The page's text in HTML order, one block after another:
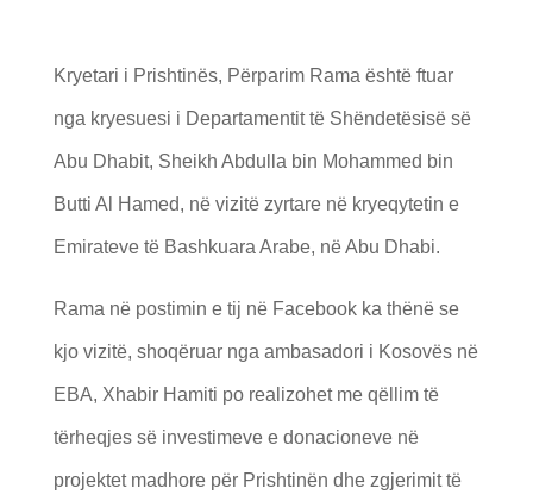
Kryetari i Prishtinës, Përparim Rama është ftuar
nga kryesuesi i Departamentit të Shëndetësisë së
Abu Dhabit, Sheikh Abdulla bin Mohammed bin
Butti Al Hamed, në vizitë zyrtare në kryeqytetin e
Emirateve të Bashkuara Arabe, në Abu Dhabi.
Rama në postimin e tij në Facebook ka thënë se
kjo vizitë, shoqëruar nga ambasadori i Kosovës në
EBA, Xhabir Hamiti po realizohet me qëllim të
tërheqjes së investimeve e donacioneve në
projektet madhore për Prishtinën dhe zgjerimit të